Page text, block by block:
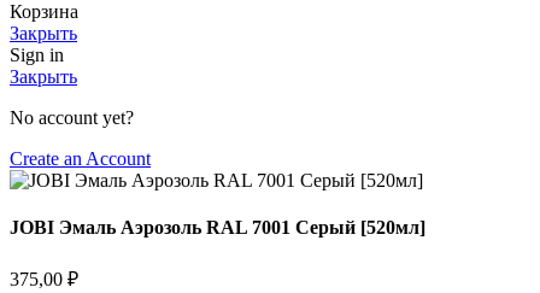
Корзина
Закрыть
Sign in
Закрыть
No account yet?
Create an Account
JOBI Эмаль Аэрозоль RAL 7001 Серый [520мл]
375,00 ₽